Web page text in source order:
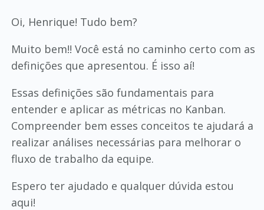
Oi, Henrique! Tudo bem?
Muito bem!! Você está no caminho certo com as
definições que apresentou. É isso aí!
Essas definições são fundamentais para
entender e aplicar as métricas no Kanban.
Compreender bem esses conceitos te ajudará a
realizar análises necessárias para melhorar o
fluxo de trabalho da equipe.
Espero ter ajudado e qualquer dúvida estou
aqui!